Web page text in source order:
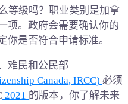
等级吗？职业类别是加拿
项。政府会需要确认你的
你是否符合申请标准。
难民和公民部
Canada, IRCC) 必须
2021 的版本，你了解未来